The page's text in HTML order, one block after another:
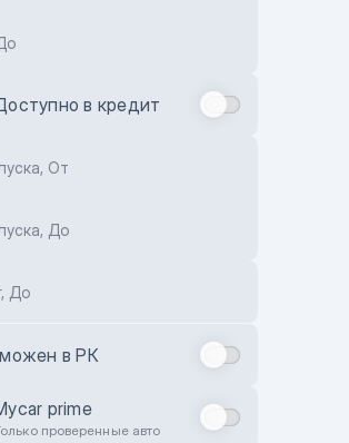
в кредит
От
До
До
в РК
prime
проверенные авто